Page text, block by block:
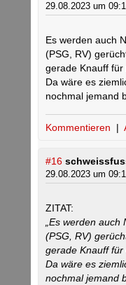
29.08.2023 um
Es werden auch
(PSG, RV)
gerade Knauff für
Da wäre es
nochmal jemand
Kommentieren |
#16
29.08.2023 um
ZITAT:
„Es werden
(PSG, RV)
gerade Knauff für
Da wäre es
nochmal jemand